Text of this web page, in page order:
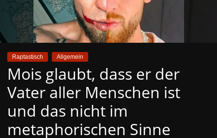
Raptastisch Allgemein
Mois glaubt, dass er der
Vater aller Menschen ist
und das nicht im
metaphorischen Sinne